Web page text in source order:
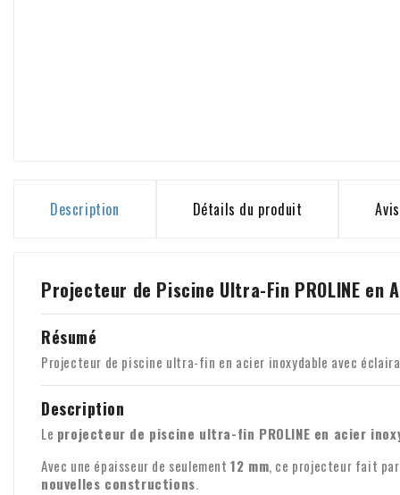
Description Détails du produit
Projecteur de Piscine Ultra-Fin PROLINE en
Résumé
Projecteur de piscine ultra-fin en acier inoxydable avec
Description
Le projecteur de piscine ultra-fin PROLINE en acier
Avec une épaisseur de seulement12 mm, ce projecteur fait
nouvelles constructions.